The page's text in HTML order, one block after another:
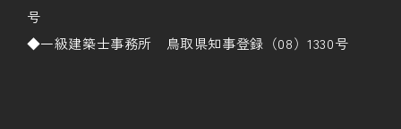
号
◆一級建築士事務所 鳥取県知事登録（08）1330号